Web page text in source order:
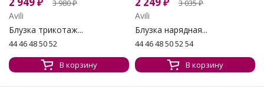
3 980₽
Avili
Блузка трикотаж...
44 46 48 50 52
В корзину
3 035₽
Avili
Блузка нарядная...
44 46 48 50 52 54
В корзину